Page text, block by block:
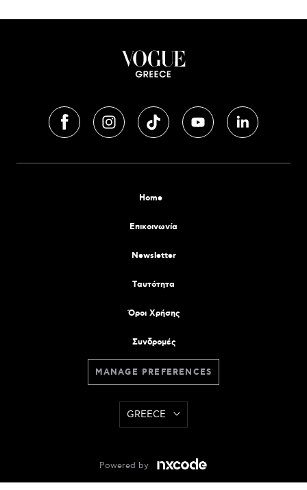
Home
Επικοινωνία
Newsletter
Tαυτότητα
Όροι Χρήσης
Συνδρομές
MANAGE PREFERENCES
GREECE
Powered by